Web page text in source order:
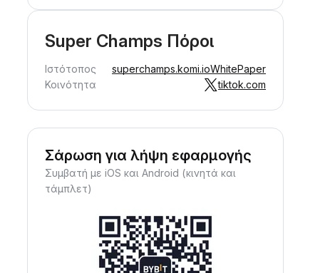
Super Champs Πόροι
Ιστότοπος superchamps.komi.ioWhitePaper
Κοινότητα
tiktok.com
Σάρωση για λήψη εφαρμογής
Συμβατή με iOS και Android (κινητά και
τάμπλετ)